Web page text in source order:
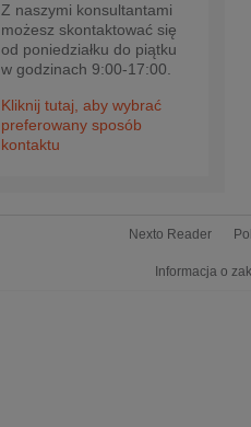
Z naszymi konsultantami
możesz skontaktować się
od poniedziałku do piątku
w godzinach 9:00-17:00.
Kliknij tutaj, aby wybrać
preferowany sposób
kontaktu
Nexto Reader
Informacja o